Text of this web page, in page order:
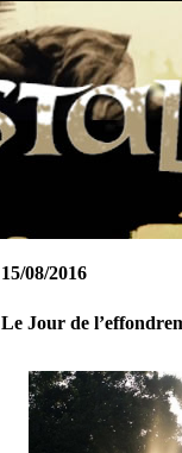
15/08/2016
Le Jour de